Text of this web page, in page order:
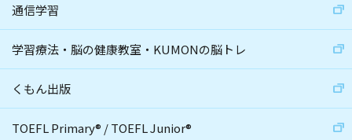
通信学習
学習療法・脳の健康教室・KUMONの脳トレ
くもん出版
TOEFL Primary® /TOEFL Junior®